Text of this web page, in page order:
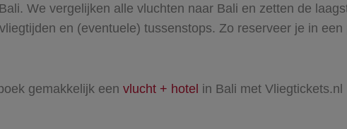
. We vergelijken alle vluchten naar Bali en zetten de
en (eventuele) tussenstops. Zo reserveer je in
gemakkelijk een vlucht + hotel in Bali met Vliegtickets.nl